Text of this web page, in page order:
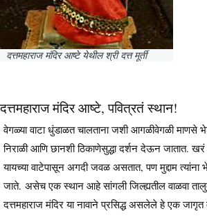
दत्तमहाराज मंदिर आष्टे येथील श्री दत्त मूर्ती
दत्तमहाराज मंदिर आष्टे, पवित्रतं स्थान!
वेगळ्या वाटा धुंडाळत चालताना जशी आगळीवेगळी माणसे
निराळी आणि छानशी ठिकाणेसुद्धा दर्शन देऊन जातात. खरं
यायच्या वाटेपासून अगदी जवळ असतात, पण मुद्दाम त्यांना
जाते. असेच एक स्थान आहे सांगली जिल्ह्यतील वाळवा
दत्तमहाराज मंदिर या नावाने प्रसिद्ध असलेले हे एक